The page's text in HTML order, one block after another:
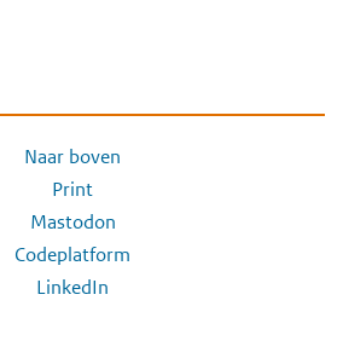
Naar boven
Print
Mastodon
Codeplatform
LinkedIn